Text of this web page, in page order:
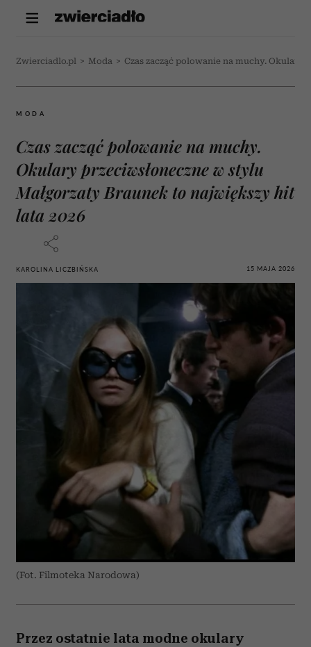
Zwierciadlo.pl > Moda > Czas zacząć polowanie na muchy. Okulary
MODA
Czas zacząć polowanie na muchy.
Okulary przeciwsłoneczne w stylu
Małgorzaty Braunek to największy hit
lata 2026
KAROLINA LICZBIŃSKA 15 MAJA 2026
(Fot. Filmoteka Narodowa)
Przez ostatnie lata modne okulary